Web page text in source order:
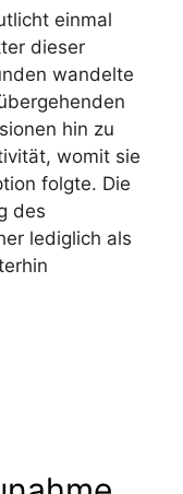
einmal
dieser
wandelte
hin zu
womit sie
folgte. Die
des
lediglich als